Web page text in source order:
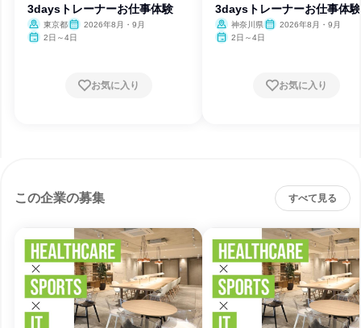
3daysトレーナーお仕事体験
東京都
2026年8月・9月
2日～4日
お気に入り
3daysトレーナーお仕事体験
神奈川県
2026年8月・9月
2日～4日
お気に入り
この企業の募集 すべて見る